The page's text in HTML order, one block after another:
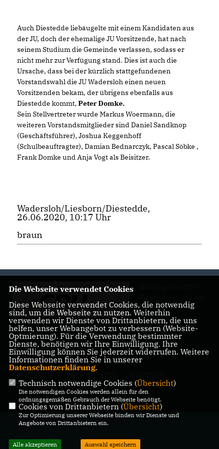
Auch Diestedde liebäugelte mit einem Kandidaten aus
der JU, doch der ehemalige JU Vorsitzende, hat nach
seinem Studium die Gemeinde verlassen, sodass er
nicht mehr zur Verfügung stand. Dies ist auch die
Ursache, dass bei der kürzlich stattgefundenen
Vorstandswahl die JU Wadersloh einen neuen
Vorsitzenden bekam, der übrigens ebenfalls aus
Diestedde kommt, Peter Domke.
Sein Stellvertreter wurde Markus Woermann, die
weiteren Vorstandsmitglieder sind Daniel Sandknop
(Geschäftsführer), Joshua Keggenhoff
(Schulbeauftragter), Damian Bednarczyk, Pascal Söbke ,
Frank Domke und Anja Vogt als Beisitzer.
Wadersloh/Liesborn/Diestedde,
26.06.2020, 10:17 Uhr
braun
CDU-
Gemeindeverbands
Wadersloh
MITGLIEDERBEREICH
@2026 CDU-Ratsfraktion und CDU-
Alle Rechte vorbehalten.
Die Webseite verwendet Cookies
Diese Webseite verwendet Cookies, die notwendig
sind, um die Webseite zu nutzen. Weiterhin
verwenden wir Dienste von Drittanbietern, die uns
helfen, unser Webangebot zu verbessern (Website-
Optmierung). Für die Verwendung bestimmter
Dienste, benötigen wir Ihre Einwilligung. Ihre
Einwilligung können Sie jederzeit widerrufen. Weitere
Informationen finden Sie in unserer
Datenschutzerklärung.
Technisch notwendige Cookies (Übersicht)
Die notwendigen Cookies werden allein für den
ordnungsgemäßen Gebrauch der Webseite benötigt.
Cookies von Drittanbietern (Übersicht)
Zur Optimierung unserer Webseite binden wir Dienste und
Angebote von Drittanbietern ein.
Alle akzeptieren Auswahl speichern